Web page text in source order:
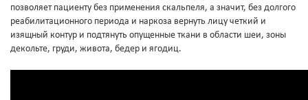
позволяет пациенту без применения скальпеля, а значит, без долгого
реабилитационного периода и наркоза вернуть лицу четкий и
изящный контур и подтянуть опущенные ткани в области шеи, зоны
декольте, груди, живота, бедер и ягодиц.